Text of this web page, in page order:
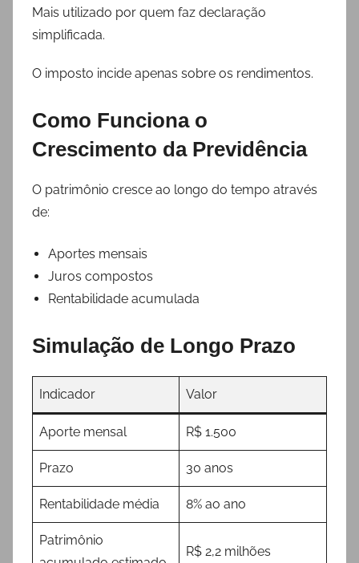
Mais utilizado por quem faz declaração
simplificada.
O imposto incide apenas sobre os rendimentos.
Como Funciona o
Crescimento da Previdência
O patrimônio cresce ao longo do tempo através
de:
Aportes mensais
Juros compostos
Rentabilidade acumulada
Simulação de Longo Prazo
Indicador Valor
Aporte mensal R$ 1.500
Prazo 30 anos
Rentabilidade média 8% ao ano
Patrimônio
R$ 2,2 milhões